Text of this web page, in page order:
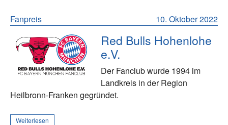
10. Oktober 2022
Fanpreis
Red Bulls Hohenlohe
e.V.
Der Fanclub wurde 1994 im
Landkreis in der Region
Heilbronn-Franken gegründet.
Weiterlesen